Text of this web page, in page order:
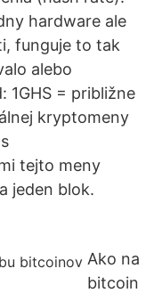
hardware ale
funguje to tak
alebo
1GHS = približne
kryptomeny
tejto meny
jeden blok.
Ako na
bitcoin